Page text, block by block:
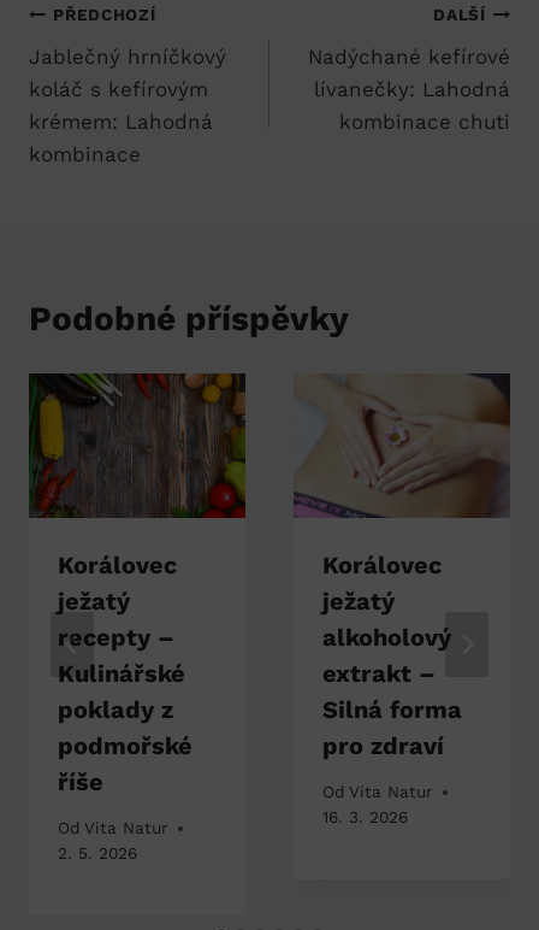
Navigace
pro
příspěvek
PŘEDCHOZÍ
Jablečný hrníčkový
koláč s kefírovým
krémem: Lahodná
kombinace
DALŠÍ
Nadýchané kefírové
lívanečky: Lahodná
kombinace chuti
Podobné příspěvky
Korálovec
ježatý
recepty –
Kulinářské
poklady z
podmořské
říše
Od Vita Natur
2. 5. 2026
Korálovec
ježatý
alkoholový
extrakt –
Silná forma
pro zdraví
Od Vita Natur
16. 3. 2026